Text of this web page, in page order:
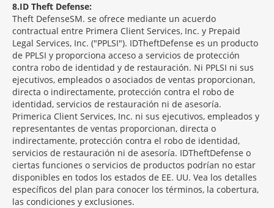
8 ID Theft Defense:
Theft DefenseSM se ofrece mediante un acuerdo
contractual entre Primera Client Services, Inc. y Prepaid
Legal Services, Inc. ("PPLSI"). IDTheftDefense es un producto
de PPLSI y proporciona acceso a servicios de protección
contra robo de identidad y de restauración. Ni PPLSI ni sus
ejecutivos, empleados o asociados de ventas proporcionan,
directa o indirectamente, protección contra el robo de
identidad, servicios de restauración ni de asesoría.
Primerica Client Services, Inc. ni sus ejecutivos, empleados y
representantes de ventas proporcionan, directa o
indirectamente, protección contra el robo de identidad,
servicios de restauración ni de asesoría. IDTheftDefense o
ciertas funciones o servicios de productos podrían no estar
disponibles en todos los estados de EE. UU. Vea los detalles
específicos del plan para conocer los términos, la cobertura,
las condiciones y exclusiones.